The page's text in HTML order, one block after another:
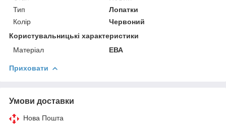
Тип
Лопатки
Колір
Червоний
Користувальницькі характеристики
Матеріал
ЕВА
Приховати
Умови доставки
Нова Пошта